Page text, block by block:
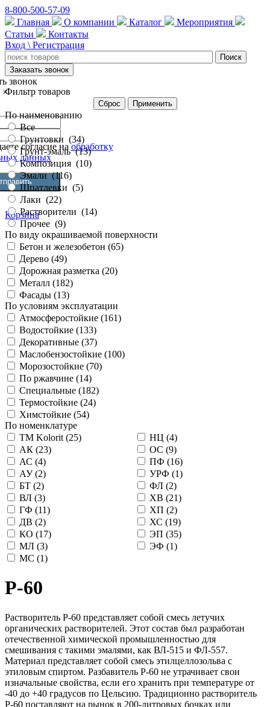
8-800-500-57-09
Главная
О компании Каталог
Мероприятия
Статьи
Контакты
Вход \ Регистрация
Заказать звонок
звонок
×
согласие наобработку
данных
Корзина
Фильтр товаров
Сброс Применить
По наименованию
Все
Грунтовки (34)
Грунт-эмаль(13)
Композиция (10)
Эмали(116)
Шпатлевки (5)
Лаки (22)
Растворители (14)
Прочее (9)
По виду окрашиваемой поверхности
Бетон и железобетон (65)
Дерево (49)
Дорожная разметка (20)
Металл (182)
Фасады (13)
По условиям эксплуатации
Атмосферостойкие (161)
Водостойкие (133)
Декоративные (37)
Маслобензостойкие (100)
Морозостойкие (70)
По ржавчине (14)
Специальные (182)
Термостойкие (24)
Химстойкие (54)
По номенклатуре
TM Kolorit (25)
АК (23)
АС (4)
АУ (2)
БТ (2)
ВЛ (3)
ГФ (11)
ДВ (2)
КО (17)
МЛ (3)
МС (1)
НЦ (4)
ОС (9)
ПФ (16)
УРФ (1)
ФЛ (2)
ХВ (21)
ХП (2)
ХС (19)
ЭП (35)
ЭФ (1)
Р-60
Растворитель Р-60 представляет собой смесь летучих
органических растворителей. Этот состав был разработан
отечественной химической промышленностью для
смешивания с такими эмалями, как ВЛ-515 и ФЛ-557.
Материал представляет собой смесь этилцеллозольва с
этиловым спиртом. Разбавитель Р-60 не утрачивает свои
изначальные свойства, если его хранить при температуре от
-40 до +40 градусов по Цельсию. Традиционно растворитель
Р-60 поставляют на рынок в 200-литровых бочках или